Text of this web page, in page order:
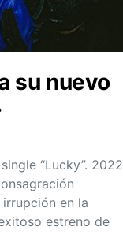
su nuevo
“Lucky”. 2022
en la
estreno de